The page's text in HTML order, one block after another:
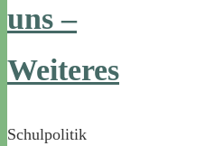
uns –
Weiteres
Schulpolitik